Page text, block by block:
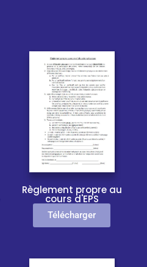
Règlement propre au
cours d'EPS
Télécharger